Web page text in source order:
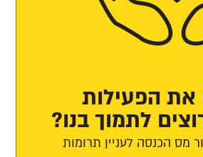
את הפעילות
לתמוך בנו?
מס הכנסה לעניין תרומות